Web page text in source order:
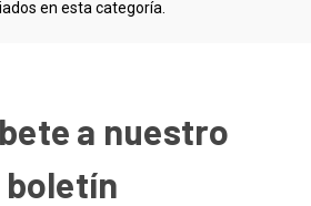
en esta categoría.
a nuestro
boletín